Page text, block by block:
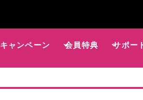
キャンペーン 会員特典 サポー